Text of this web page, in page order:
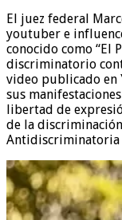
El juez federal
youtuber e
conocido como “El
discriminatorio
video publicado en
sus
libertad de
de la
Antidiscriminatoria